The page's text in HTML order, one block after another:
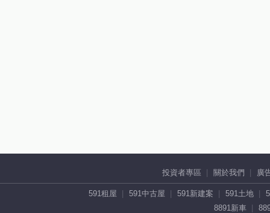
投資者專區 關於我們 廣
591租屋 591中古屋 591新建案 591土地
8891新車